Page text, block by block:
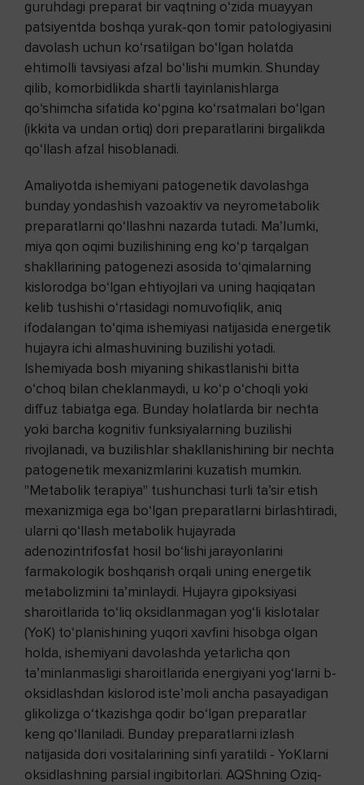
guruhdagi preparat bir vaqtning o‘zida muayyan
patsiyentda boshqa yurak-qon tomir patologiyasini
davolash uchun ko‘rsatilgan bo‘lgan holatda
ehtimolli tavsiyasi afzal bo‘lishi mumkin. Shunday
qilib, komorbidlikda shartli tayinlanishlarga
qo‘shimcha sifatida ko‘pgina ko‘rsatmalari bo‘lgan
(ikkita va undan ortiq) dori preparatlarini birgalikda
qo‘llash afzal hisoblanadi.
Amaliyotda ishemiyani patogenetik davolashga
bunday yondashish vazoaktiv va neyrometabolik
preparatlarni qo‘llashni nazarda tutadi. Ma’lumki,
miya qon oqimi buzilishining eng ko‘p tarqalgan
shakllarining patogenezi asosida to‘qimalarning
kislorodga bo‘lgan ehtiyojlari va uning haqiqatan
kelib tushishi o‘rtasidagi nomuvofiqlik, aniq
ifodalangan to‘qima ishemiyasi natijasida energetik
hujayra ichi almashuvining buzilishi yotadi.
Ishemiyada bosh miyaning shikastlanishi bitta
o‘choq bilan cheklanmaydi, u ko‘p o‘choqli yoki
diffuz tabiatga ega. Bunday holatlarda bir nechta
yoki barcha kognitiv funksiyalarning buzilishi
rivojlanadi, va buzilishlar shakllanishining bir nechta
patogenetik mexanizmlarini kuzatish mumkin.
"Metabolik terapiya" tushunchasi turli ta’sir etish
mexanizmiga ega bo‘lgan preparatlarni birlashtiradi,
ularni qo‘llash metabolik hujayrada
adenozintrifosfat hosil bo‘lishi jarayonlarini
farmakologik boshqarish orqali uning energetik
metabolizmini ta’minlaydi. Hujayra gipoksiyasi
sharoitlarida to‘liq oksidlanmagan yog‘li kislotalar
(YoK) to‘planishining yuqori xavfini hisobga olgan
holda, ishemiyani davolashda yetarlicha qon
ta’minlanmasligi sharoitlarida energiyani yog‘larni b-
oksidlashdan kislorod iste’moli ancha pasayadigan
glikolizga o‘tkazishga qodir bo‘lgan preparatlar
keng qo‘llaniladi. Bunday preparatlarni izlash
natijasida dori vositalarining sinfi yaratildi - YoKlarni
oksidlashning parsial ingibitorlari. AQShning Oziq-